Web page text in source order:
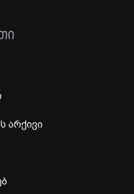
არქივი